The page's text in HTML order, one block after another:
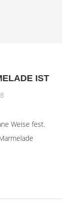
IST
Weise fest.